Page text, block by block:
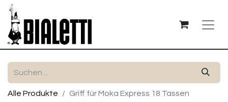
Alle Produkte Griff für Moka Express 18 Tassen